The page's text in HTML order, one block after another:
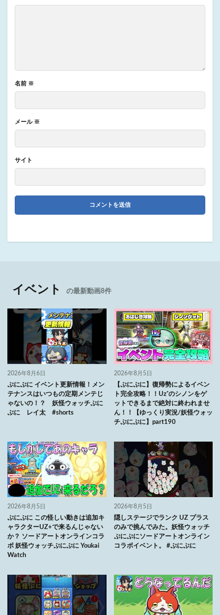
名前 ※
メール ※
サイト
イベント の最新動画8件
2026年8月6日
ぷにぷに イベント更新情報！メン
テナンスはいつもの定期メンテじ
ゃないの！？ 妖怪ウォッチぷに
ぷに レイ太 #shorts
2026年8月5日
【ぷにぷに】復帰勢によるイベン
ト完全攻略！！Uz⁺のシノンをゲ
ットできるまで絶対に終われませ
ん！！【ゆっくり実況/妖怪ウォッ
チぷにぷに】part190
2026年8月5日
ぷにぷに この怪しい動きは追加キ
ャラクターUZ+で来るんじゃない
か？ ソードアートオンラインコラ
ボ 妖怪ウォッチぷにぷに Youkai
Watch
2026年8月5日
隠しステージでランク UZ プラス
のみで挑んでみた。妖怪ウォッチ
ぷにぷにソードアートオンライン
コラボイベント。 #ぷにぷに